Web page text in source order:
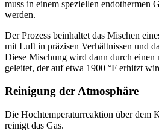
muss in einem speziellen endothermen
werden.
Der Prozess beinhaltet das Mischen
mit Luft in präzisen Verhältnissen und
Diese Mischung wird dann durch einen
geleitet, der auf etwa 1900 °F erhitzt
Reinigung der Atmosphäre
Die Hochtemperaturreaktion über dem
reinigt das Gas.